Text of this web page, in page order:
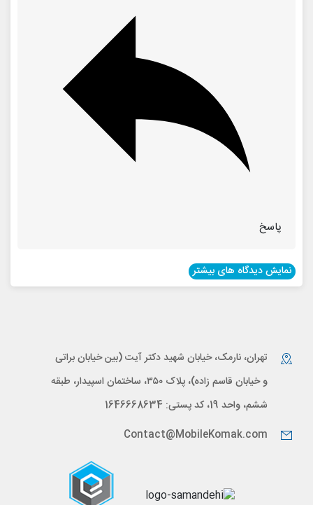
پاسخ
نمایش دیدگاه های بیشتر
تهران، نارمک، خیابان شهید دکتر آیت (بین خیابان براتی
و خیابان قاسم زاده)، پلاک ۳۵۰، ساختمان اسپیدار، طبقه
ششم، واحد 19، کد پستی: 1646668634
Contact@MobileKomak.com